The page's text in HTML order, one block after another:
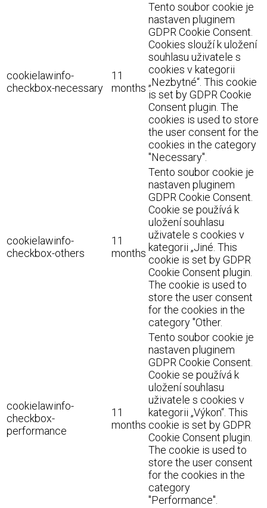
cookielawinfo-
checkbox-necessary
11
months
Tento soubor cookie je
nastaven pluginem
GDPR Cookie Consent.
Cookies slouží k uložení
souhlasu uživatele s
cookies v kategorii
„Nezbytné“. This cookie
is set by GDPR Cookie
Consent plugin. The
cookies is used to store
the user consent for the
cookies in the category
"Necessary".
cookielawinfo-
checkbox-others
11
months
Tento soubor cookie je
nastaven pluginem
GDPR Cookie Consent.
Cookie se používá k
uložení souhlasu
uživatele s cookies v
kategorii „Jiné. This
cookie is set by GDPR
Cookie Consent plugin.
The cookie is used to
store the user consent
for the cookies in the
category "Other.
cookielawinfo-
checkbox-
performance
11
months
Tento soubor cookie je
nastaven pluginem
GDPR Cookie Consent.
Cookie se používá k
uložení souhlasu
uživatele s cookies v
kategorii „Výkon“. This
cookie is set by GDPR
Cookie Consent plugin.
The cookie is used to
store the user consent
for the cookies in the
category
"Performance".